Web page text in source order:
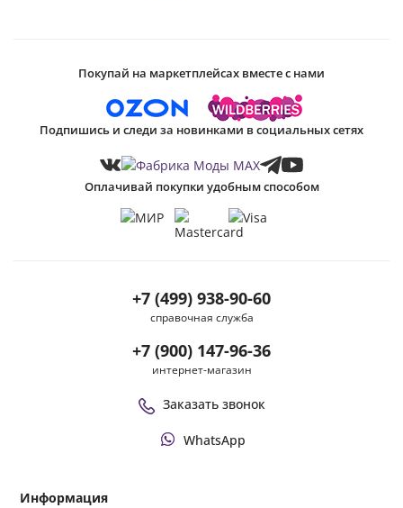
Информация
+7 (499) 938-90-60
справочная служба
+7 (900) 147-96-36
интернет-магазин
Заказать звонок
WhatsApp
Покупай на маркетплейсах вместе с нами
Подпишись и следи за новинками в социальных сетях
Оплачивай покупки удобным способом